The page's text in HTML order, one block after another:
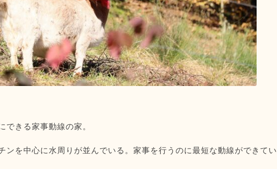
できる家事動線の家。
ンを中心に水周りが並んでいる。家事を行うのに最短な動線ができてい